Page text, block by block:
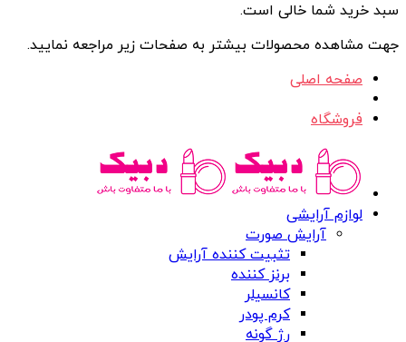
سبد خرید شما خالی است.
جهت مشاهده محصولات بیشتر به صفحات زیر مراجعه نمایید.
صفحه اصلی
فروشگاه
لوازم آرایشی
آرایش صورت
تثبیت کننده آرایش
برنز کننده
کانسیلر
کرم پودر
رژ گونه